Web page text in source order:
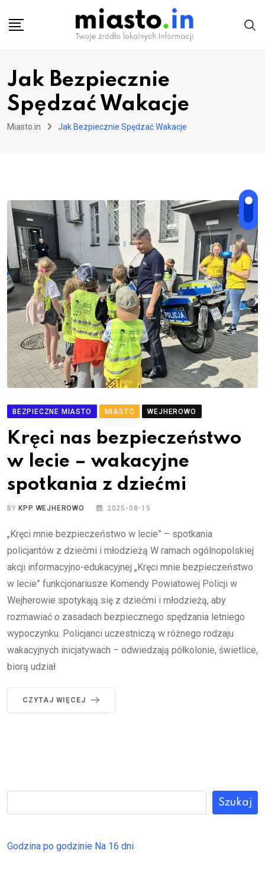
Jak Bezpiecznie
Spędzać Wakacje
Miasto.in Jak Bezpiecznie Spędzać Wakacje
BEZPIECZNE MIASTO MIASTO WEJHEROWO
Kręci nas bezpieczeństwo
w lecie – wakacyjne
spotkania z dziećmi
BY KPP WEJHEROWO 2025-08-15
„Kręci mnie bezpieczeństwo w lecie” – spotkania
policjantów z dziećmi i młodzieżą W ramach ogólnopolskiej
akcji informacyjno-edukacyjnej „Kręci mnie bezpieczeństwo
w lecie” funkcjonariusze Komendy Powiatowej Policji w
Wejherowie spotykają się z dziećmi i młodzieżą, aby
rozmawiać o zasadach bezpiecznego spędzania letniego
wypoczynku. Policjanci uczestniczą w różnego rodzaju
wakacyjnych inicjatywach – odwiedzają półkolonie, świetlice,
biorą udział
CZYTAJ WIĘCEJ
Szukaj
Godzina po godzinie Na 16 dni